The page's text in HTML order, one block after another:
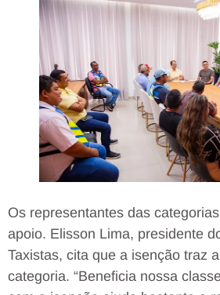
Os representantes das
apoio. Elisson Lima, presidente
Taxistas, cita que a isenção traz
categoria. “Beneficia nossa